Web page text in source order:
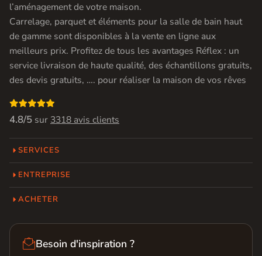
l’aménagement de votre maison.
Carrelage, parquet et éléments pour la salle de bain haut
de gamme sont disponibles à la vente en ligne aux
meilleurs prix. Profitez de tous les avantages Réflex : un
service livraison de haute qualité, des échantillons gratuits,
des devis gratuits, …. pour réaliser la maison de vos rêves

4.8/5 sur 3318 avis clients
SERVICES
ENTREPRISE
ACHETER
Besoin d'inspiration ?